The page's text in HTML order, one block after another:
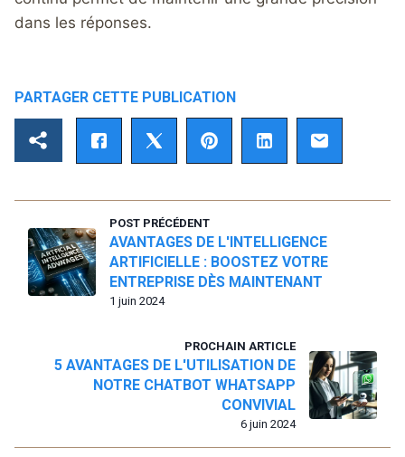
dans les réponses.
PARTAGER CETTE PUBLICATION
POST PRÉCÉDENT
1 juin 2024
AVANTAGES DE L'INTELLIGENCE
ARTIFICIELLE : BOOSTEZ VOTRE
ENTREPRISE DÈS MAINTENANT
PROCHAIN ARTICLE
6 juin 2024
5 AVANTAGES DE L'UTILISATION DE
NOTRE CHATBOT WHATSAPP
CONVIVIAL